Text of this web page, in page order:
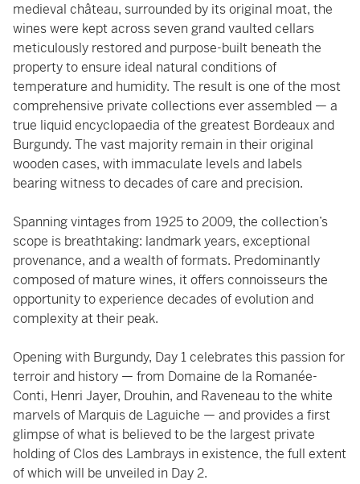
medieval château, surrounded by its original moat, the
wines were kept across seven grand vaulted cellars
meticulously restored and purpose-built beneath the
property to ensure ideal natural conditions of
temperature and humidity. The result is one of the most
comprehensive private collections ever assembled — a
true liquid encyclopaedia of the greatest Bordeaux and
Burgundy. The vast majority remain in their original
wooden cases, with immaculate levels and labels
bearing witness to decades of care and precision.
Spanning vintages from 1925 to 2009, the collection’s
scope is breathtaking: landmark years, exceptional
provenance, and a wealth of formats. Predominantly
composed of mature wines, it offers connoisseurs the
opportunity to experience decades of evolution and
complexity at their peak.
Opening with Burgundy, Day 1 celebrates this passion for
terroir and history — from Domaine de la Romanée-
Conti, Henri Jayer, Drouhin, and Raveneau to the white
marvels of Marquis de Laguiche — and provides a first
glimpse of what is believed to be the largest private
holding of Clos des Lambrays in existence, the full extent
of which will be unveiled in Day 2.